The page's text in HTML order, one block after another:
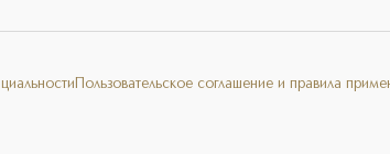
Пользовательское соглашение и правила